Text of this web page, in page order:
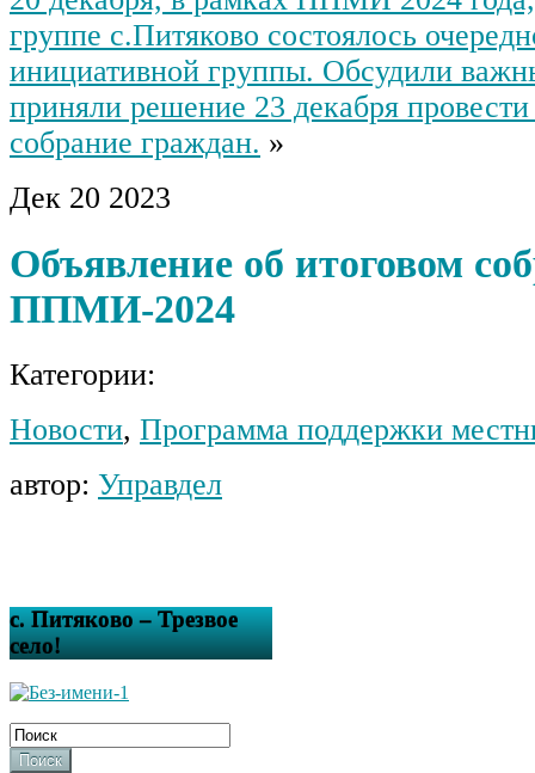
группе с.Питяково состоялось
инициативной группы. Обсудили
приняли решение 23 декабря
собрание граждан. »
Дек 20 2023
Объявление об итоговом
ППМИ-2024
Категории:
Новости, Программа поддержки
автор: Управдел
с. Питяково – Трезвое
село!
Поиск